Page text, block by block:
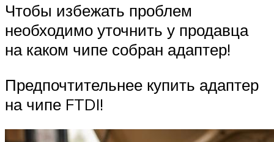
Чтобы избежать проблем
необходимо уточнить у продавца
на каком чипе собран адаптер!
Предпочтительнее купить адаптер
на чипе FTDI!